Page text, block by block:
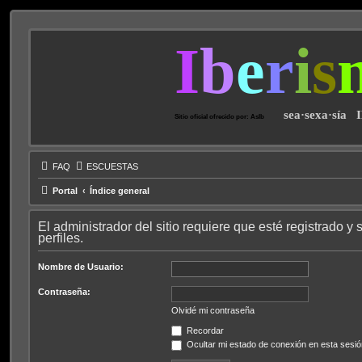
Iberis
Sitio oficial ofrecido por: AsIb sea·sexa·sía
FAQ ESCUESTAS
Portal Índice general
El administrador del sitio requiere que esté registrado y
perfiles.
Nombre de Usuario:
Contraseña:
Olvidé mi contraseña
Recordar
Ocultar mi estado de conexión en esta